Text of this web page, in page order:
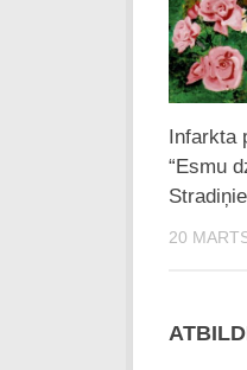
Infarkta
“Esmu
20